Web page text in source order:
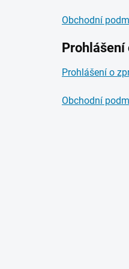
Obchodní
Prohlášení
Prohlášení o
Obchodní